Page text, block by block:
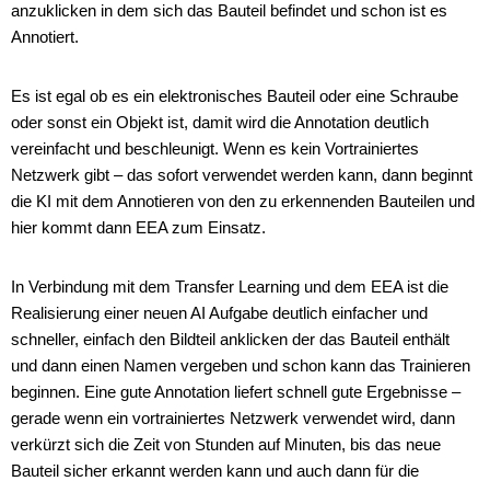
anzuklicken in dem sich das Bauteil befindet und schon ist es
Annotiert.
Es ist egal ob es ein elektronisches Bauteil oder eine Schraube
oder sonst ein Objekt ist, damit wird die Annotation deutlich
vereinfacht und beschleunigt. Wenn es kein Vortrainiertes
Netzwerk gibt – das sofort verwendet werden kann, dann beginnt
die KI mit dem Annotieren von den zu erkennenden Bauteilen und
hier kommt dann EEA zum Einsatz.
In Verbindung mit dem Transfer Learning und dem EEA ist die
Realisierung einer neuen AI Aufgabe deutlich einfacher und
schneller, einfach den Bildteil anklicken der das Bauteil enthält
und dann einen Namen vergeben und schon kann das Trainieren
beginnen. Eine gute Annotation liefert schnell gute Ergebnisse –
gerade wenn ein vortrainiertes Netzwerk verwendet wird, dann
verkürzt sich die Zeit von Stunden auf Minuten, bis das neue
Bauteil sicher erkannt werden kann und auch dann für die